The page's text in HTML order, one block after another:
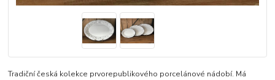
Tradiční česká kolekce prvorepublikového porcelánové nádobí. Má